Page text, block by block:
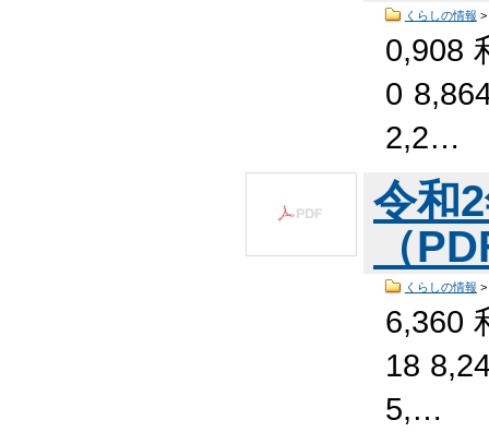
くらしの情報 >
0,908
0
2,2…
令和
（
くらしの情報 >
6,360
18
5,…